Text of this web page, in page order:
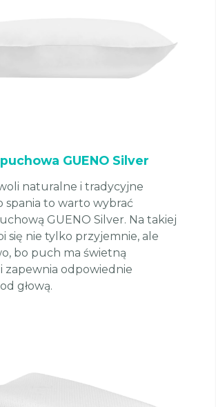
GUENO Silver
naturalne i tradycyjne
spania to warto wybrać
GUENO Silver. Na takiej
się nie tylko przyjemnie, ale
bo puch ma świetną
zapewnia odpowiednie
głową.